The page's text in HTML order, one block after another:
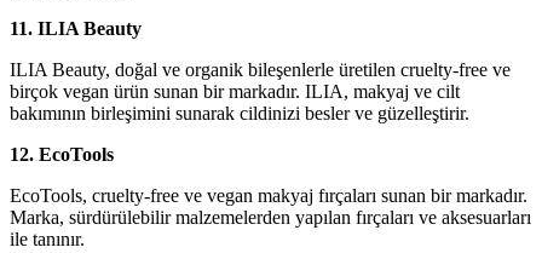
11. ILIA Beauty
ILIA Beauty, doğal ve organik bileşenlerle üretilen cruelty-free ve
birçok vegan ürün sunan bir markadır. ILIA, makyaj ve cilt
bakımının birleşimini sunarak cildinizi besler ve güzelleştirir.
12. EcoTools
EcoTools, cruelty-free ve vegan makyaj fırçaları sunan bir markadır.
Marka, sürdürülebilir malzemelerden yapılan fırçaları ve aksesuarları
ile tanınır.